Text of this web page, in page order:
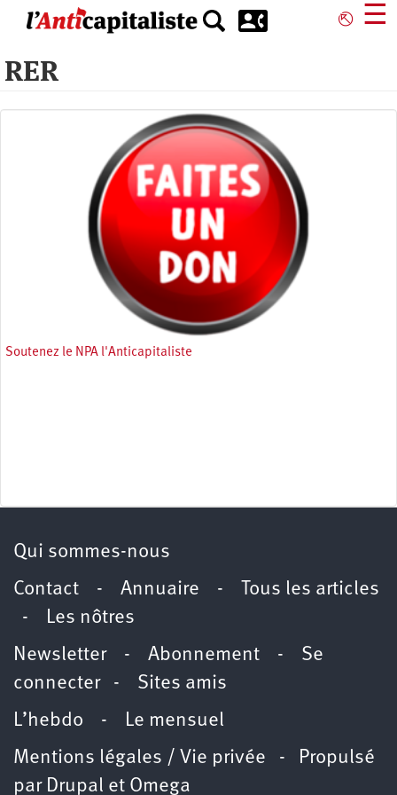
principal
⎋ ☰
RER
Soutenez le NPA l'Anticapitaliste
Qui sommes-nous
Contact - Annuaire -
Tous les articles
- Les nôtres
Newsletter- Abonnement - Se
connecter- Sites amis
L’hebdo - Le mensuel
Mentions légales / Vie privée - Propulsé
par Drupal et Omega